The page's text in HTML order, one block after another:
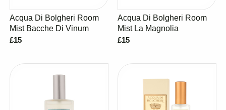
Acqua Di Bolgheri Room
Mist Bacche Di Vinum
£15
Acqua Di Bolgheri Room
Mist La Magnolia
£15